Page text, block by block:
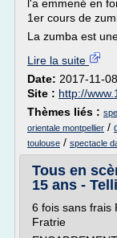
l'a emmené en
1er cours de
La zumba est
Lire la suite
Date: 2017-11-
Site : http://
Thèmes liés :
orientale montpellier /
toulouse / spectacle
Tous en
15 ans -
6 fois sans frais
Fratrie